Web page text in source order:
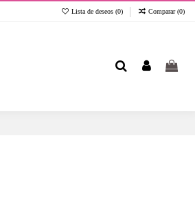
Lista de deseos (0) Comparar (0)